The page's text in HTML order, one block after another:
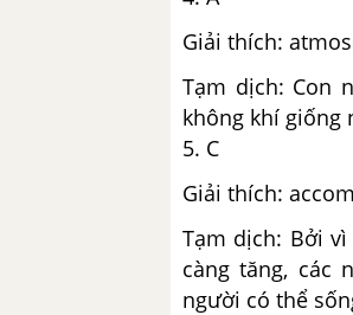
Giải thích:
Tạm dịch: Con
không khí giống
5. C
Giải thích:
Tạm dịch: Bởi
càng tăng, các
người có thể